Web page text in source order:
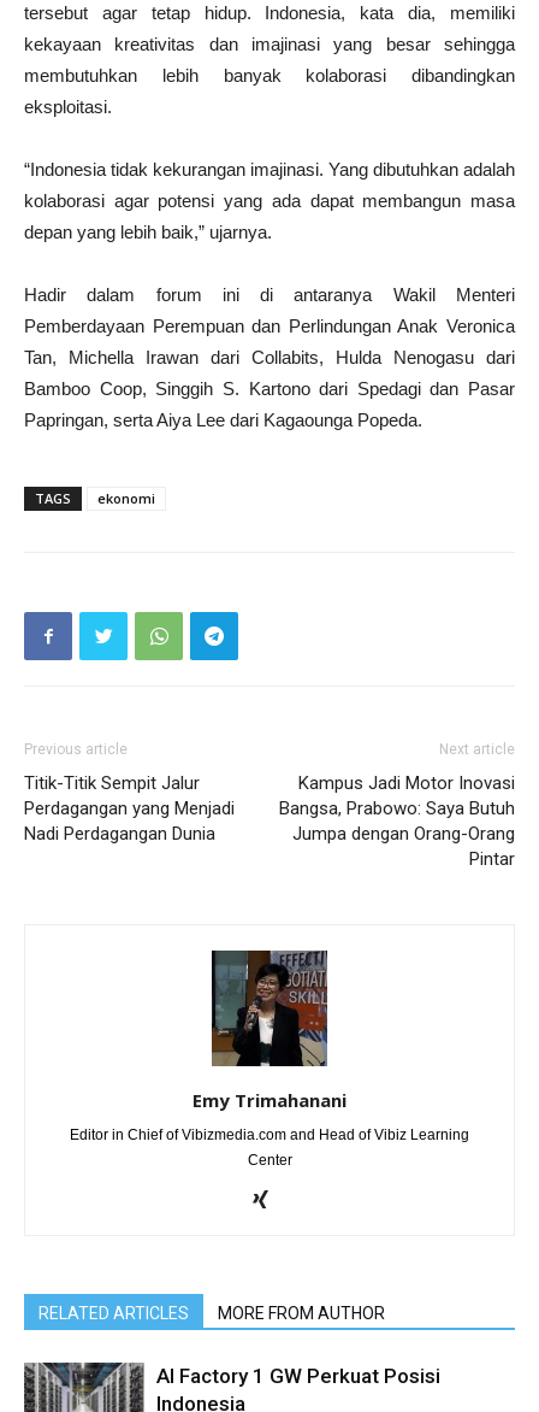
tersebut agar tetap hidup. Indonesia, kata dia, memiliki
kekayaan kreativitas dan imajinasi yang besar sehingga
membutuhkan lebih banyak kolaborasi dibandingkan
eksploitasi.
“Indonesia tidak kekurangan imajinasi. Yang dibutuhkan adalah
kolaborasi agar potensi yang ada dapat membangun masa
depan yang lebih baik,” ujarnya.
Hadir dalam forum ini di antaranya Wakil Menteri
Pemberdayaan Perempuan dan Perlindungan Anak Veronica
Tan, Michella Irawan dari Collabits, Hulda Nenogasu dari
Bamboo Coop, Singgih S. Kartono dari Spedagi dan Pasar
Papringan, serta Aiya Lee dari Kagaounga Popeda.
TAGS ekonomi
Previous article
Titik-Titik Sempit Jalur
Perdagangan yang Menjadi
Nadi Perdagangan Dunia
Next article
Kampus Jadi Motor Inovasi
Bangsa, Prabowo: Saya Butuh
Jumpa dengan Orang-Orang
Pintar
Emy Trimahanani
Editor in Chief of Vibizmedia.com and Head of Vibiz Learning
Center
RELATED ARTICLES MORE FROM AUTHOR
AI Factory 1 GW Perkuat Posisi
Indonesia